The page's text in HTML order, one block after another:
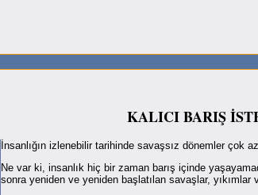
KALICI BARIŞ
İnsanlığın izlenebilir tarihinde savaşsız dönemler çok
Ne var ki, insanlık hiç bir zaman barış içinde
sonra yeniden ve yeniden başlatılan savaşlar, yıkımlar